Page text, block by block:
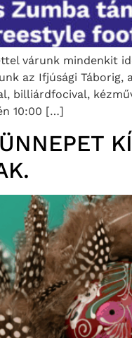
várunk mindenkit
az Ifjúsági
billiárdfocival,
10:00 […]